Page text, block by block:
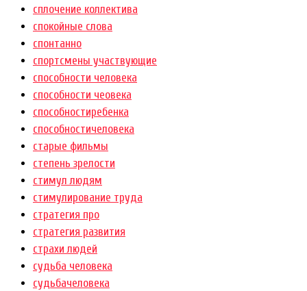
сплочение коллектива
спокойные слова
спонтанно
спортсмены участвующие
способности человека
способности чеовека
способностиребенка
способностичеловека
старые фильмы
степень зрелости
стимул людям
стимулирование труда
стратегия про
стратегия развития
страхи людей
судьба человека
судьбачеловека